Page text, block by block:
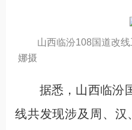
山西临汾108国道改
娜摄
据悉，山西临汾国
线共发现涉及周、汉